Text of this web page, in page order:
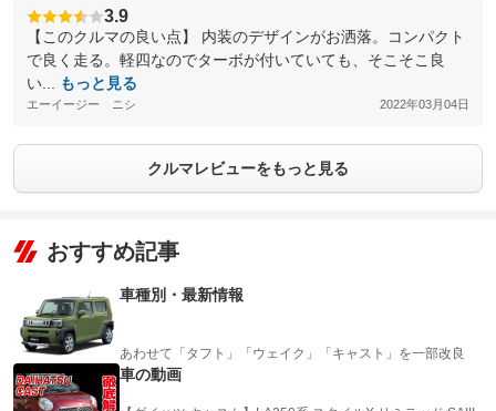
3.9
【このクルマの良い点】 内装のデザインがお洒落。コンパクト
で良く走る。軽四なのでターボが付いていても、そこそこ良
い...
もっと見る
エーイージー ニシ 2022年03月04日
クルマレビューをもっと見る
おすすめ記事
車種別・最新情報
あわせて「タフト」「ウェイク」「キャスト」を一部改良
車の動画